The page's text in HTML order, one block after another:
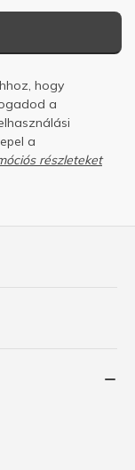
hogy
a
a
részleteket